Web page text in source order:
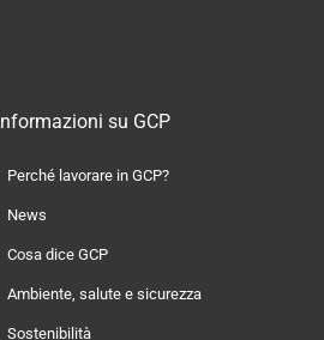
Informazioni su GCP
Perché lavorare in GCP?
News
Cosa dice GCP
Ambiente, salute e sicurezza
Sostenibilità